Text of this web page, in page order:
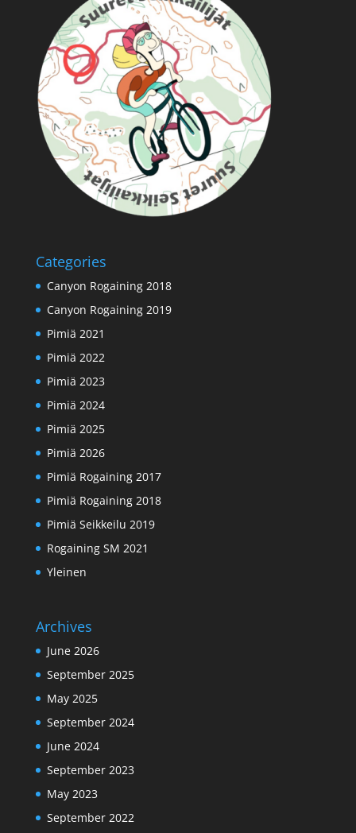
Categories
Canyon Rogaining 2018
Canyon Rogaining 2019
Pimiä 2021
Pimiä 2022
Pimiä 2023
Pimiä 2024
Pimiä 2025
Pimiä 2026
Pimiä Rogaining 2017
Pimiä Rogaining 2018
Pimiä Seikkeilu 2019
Rogaining SM 2021
Yleinen
Archives
June 2026
September 2025
May 2025
September 2024
June 2024
September 2023
May 2023
September 2022